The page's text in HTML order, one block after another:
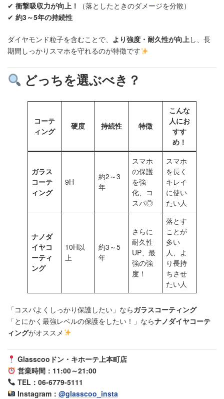
✔ 衝撃吸収力が向上！
（落としたときのダメージを分散）
✔ 約3～5年の持続性
ダイヤモンド粒子を含むことで、 より強度・耐久性が向上し、長
期間しっかりスマホを守れるのが特徴です
どっちを選ぶべき？
コーテ
ィング
硬度 持続性 特徴
こんな
人にお
すす
め！
ガラス
コーテ
ィング
9H
約2～3
年
スマホ
の保護
を強
化、コ
スパ◎
スマホ
を長く
キレイ
に使い
たい人
ナノダ
イヤコ
ーティ
ング
10H以
上
約3～5
年
さらに
耐久性
UP、最
強の強
度！
落とす
ことが
多い
人、よ
り長持
ちさせ
たい人
「コスパよくしっかり保護したい」ならガラスコーティング
「とにかく最強レベルの保護をしたい！」ならナノダイヤコーテ
ィングがオススメ
Glasscooドン・キホーテ上本町店
営業時間：11:00～21:00
TEL：06-6779-5111
Instagram： @glasscoo_insta